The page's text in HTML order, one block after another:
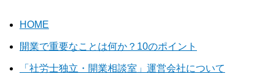
HOME
開業で重要なことは何か？10のポイント
「社労士独立・開業相談室」運営会社について